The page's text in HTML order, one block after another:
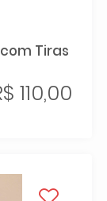
Tiras
110,00